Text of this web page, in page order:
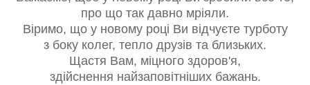
про що так давно мріяли.
Віримо, що у новому році Ви відчуєте турботу
з боку колег, тепло друзів та близьких.
Щастя Вам, міцного здоров'я,
здійснення найзаповітніших бажань.